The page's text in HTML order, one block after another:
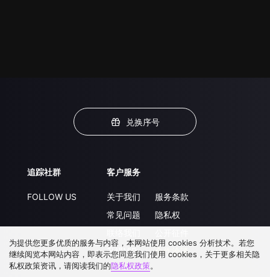
兑换序号
追踪社群
FOLLOW US
客户服务
关于我们
常见问题
升级VIP
服务条款
隐私权
合作洽談
为提供您更多优质的服务与内容，本网站使用 cookies 分析技术。若您
继续阅览本网站内容，即表示您同意我们使用 cookies，关于更多相关隐
私权政策资讯，请阅读我们的隐私权政策。